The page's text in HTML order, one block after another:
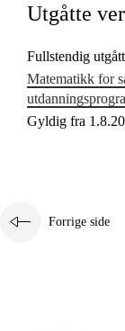
Utgåtte
Fullstendig utgått
Matematikk for
Gyldig fra
Forrige side